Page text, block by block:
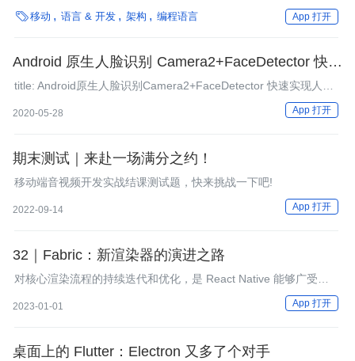
建议先阅读第一部分实战Kotlin@Android（一）：项目配置和语言
转换。在前面的文章中我们使用Kotlin中type-safe builder模式写了
移动 语言 & 开发 架构 编程语言 App 打开
Android 原生人脸识别 Camera2+FaceDetector 快速
实现人脸跟踪
title: Android原生人脸识别Camera2+FaceDetector 快速实现人脸
2020-05-28 App 打开
期末测试｜来赴一场满分之约！
移动端音视频开发实战结课测试题，快来挑战一下吧!
2022-09-14 App 打开
32｜Fabric：新渲染器的演进之路
对核心渲染流程的持续迭代和优化，是 React Native 能够广受欢
2023-01-01 App 打开
桌面上的 Flutter：Electron 又多了个对手